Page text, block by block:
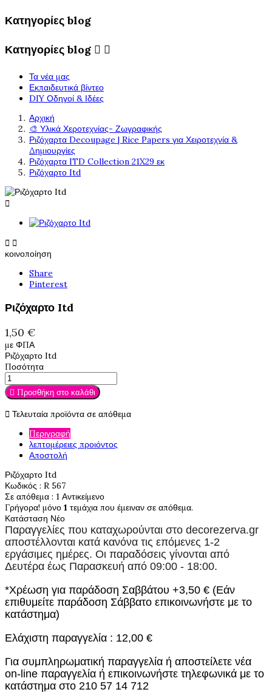
Κατηγορίες blog
Κατηγορίες blog  
Τα νέα μας
Εκπαιδευτικά βίντεο
DIY Οδηγοί & Ιδέες
Αρχική
🎨 Υλικά Χεροτεχνίας- Ζωγραφικής
Ριζόχαρτα Decoupage | Rice Papers για Χειροτεχνία &
Δημιουργίες
Ριζόχαρτα ITD Collection 21X29 εκ
Ριζόχαρτο Itd

 
κοινοποίηση
Share
Pinterest
Ριζόχαρτο Itd
1,50 €
με ΦΠΑ
Ριζόχαρτο Itd
Ποσότητα
 Προσθήκη στο καλάθι
 Τελευταία προϊόντα σε απόθεμα
Περιγραφή
λεπτομέρειες προιόντος
Αποστολή
Ριζόχαρτο Itd
Κωδικός : R 567
Σε απόθεμα : 1 Αντικείμενο
Γρήγορα! μόνο 1 τεμάχια που έμειναν σε απόθεμα.
Κατάσταση Νέο
Παραγγελίες που καταχωρούνται στο decorezerva.gr
αποστέλλονται κατά κανόνα τις επόμενες 1-2
εργάσιμες ημέρες. Οι παραδόσεις γίνονται από
Δευτέρα έως Παρασκευή από 09:00 - 18:00.
*Χρέωση για παράδοση Σαββάτου +3,50 € (Εάν
επιθυμείτε παράδοση Σάββατο επικοινωνήστε με το
κατάστημα)
Ελάχιστη παραγγελία : 12,00 €
Για συμπληρωματική παραγγελία ή αποστείλετε νέα
on-line παραγγελία ή επικοινωνήστε τηλεφωνικά με το
κατάστημα στο 210 57 14 712